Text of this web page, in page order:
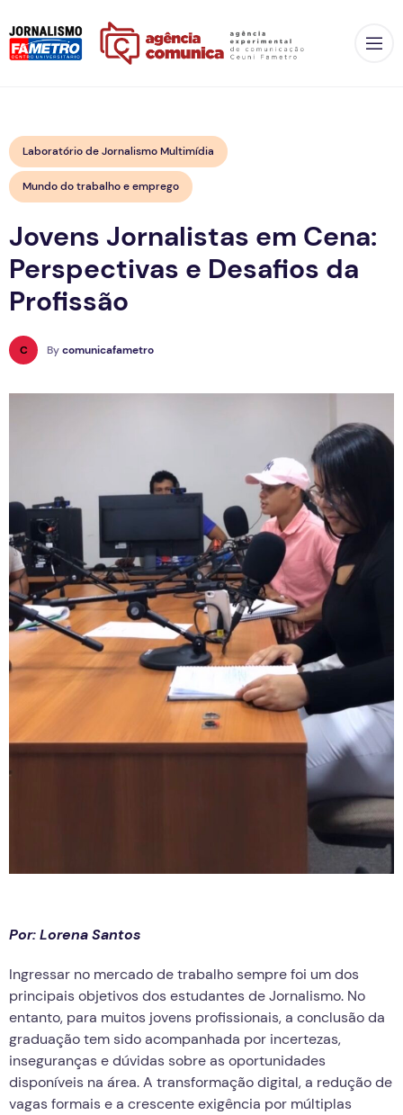
Laboratório de Jornalismo Multimídia
Mundo do trabalho e emprego
Jovens Jornalistas em Cena:
Perspectivas e Desafios da
Profissão
C Bycomunicafametro
Por: Lorena Santos
Ingressar no mercado de trabalho sempre foi um dos
principais objetivos dos estudantes de Jornalismo. No
entanto, para muitos jovens profissionais, a conclusão da
graduação tem sido acompanhada por incertezas,
inseguranças e dúvidas sobre as oportunidades
disponíveis na área. A transformação digital, a redução de
vagas formais e a crescente exigência por múltiplas